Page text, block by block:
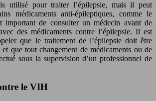
utilisé pour traiter l’épilepsie, mais il peut
médicaments anti-épileptiques, comme le
important de consulter un médecin avant de
des médicaments contre l’épilepsie. Il est
que le traitement de l’épilepsie doit être
que tout changement de médicaments ou de
sous la supervision d’un professionnel de
le VIH